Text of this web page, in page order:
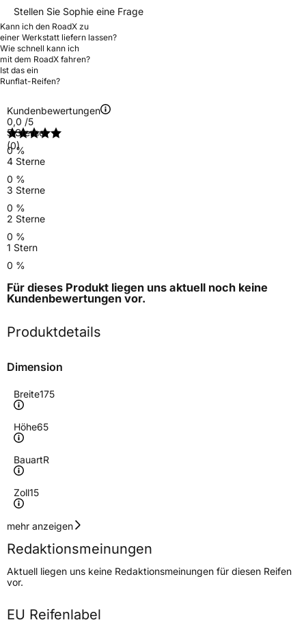
Stellen Sie Sophie eine Frage
Kann ich den RoadX zu
einer Werkstatt liefern lassen?
Wie schnell kann ich
mit dem RoadX fahren?
Ist das ein
Runflat-Reifen?
Kundenbewertungen
0,0 /5
(0)
5 Sterne
0 %
4 Sterne
0 %
3 Sterne
0 %
2 Sterne
0 %
1 Stern
0 %
Für dieses Produkt liegen uns aktuell noch keine
Kundenbewertungen vor.
Produktdetails
Dimension
Breite175
Höhe65
BauartR
Zoll15
Geschwindigkeitsindex
Höchstgeschwindigkeit
210 km/h
Lastindex88
Höchstlast560 kg
mehr anzeigen
Redaktionsmeinungen
Aktuell liegen uns keine Redaktionsmeinungen für diesen Reifen
vor.
EU Reifenlabel